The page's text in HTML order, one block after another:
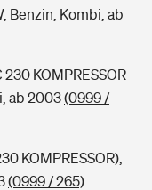
Benzin, Kombi, ab
KOMPRESSOR
ab 2003(0999 /
KOMPRESSOR),
(0999 / 265)